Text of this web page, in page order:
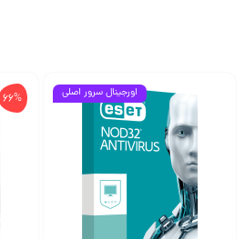
اورجینال سرور اصلی 66%